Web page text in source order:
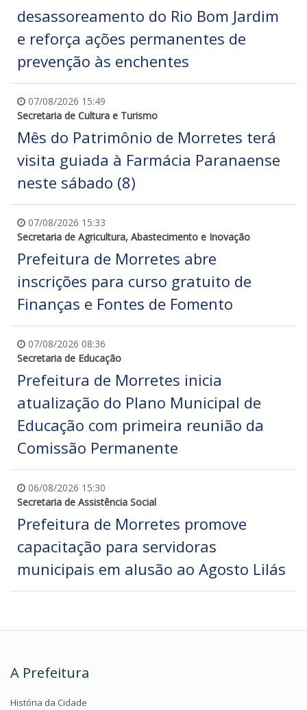
desassoreamento do Rio Bom Jardim
e reforça ações permanentes de
prevenção às enchentes
07/08/2026 15:49
Secretaria de Cultura e Turismo
Mês do Patrimônio de Morretes terá
visita guiada à Farmácia Paranaense
neste sábado (8)
07/08/2026 15:33
Secretaria de Agricultura, Abastecimento e Inovação
Prefeitura de Morretes abre
inscrições para curso gratuito de
Finanças e Fontes de Fomento
07/08/2026 08:36
Secretaria de Educação
Prefeitura de Morretes inicia
atualização do Plano Municipal de
Educação com primeira reunião da
Comissão Permanente
06/08/2026 15:30
Secretaria de Assistência Social
Prefeitura de Morretes promove
capacitação para servidoras
municipais em alusão ao Agosto Lilás
A Prefeitura
História da Cidade